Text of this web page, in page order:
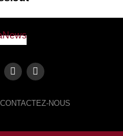
CONTACTEZ-NOUS